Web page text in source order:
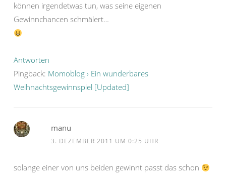
können irgendetwas tun, was seine eigenen
Gewinnchancen schmälert…
Antworten
Pingback: Momoblog › Ein wunderbares
Weihnachtsgewinnspiel [Updated]
manu
3. DEZEMBER 2011 UM 0:25 UHR
solange einer von uns beiden gewinnt passt das schon